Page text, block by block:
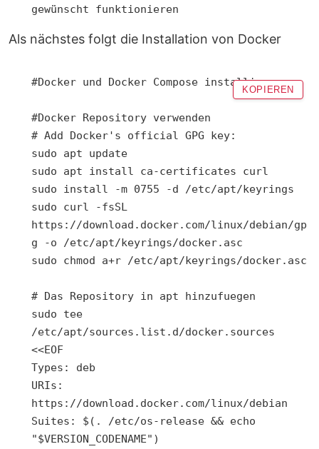
gewünscht funktionieren
Als nächstes folgt die Installation von Docker
#Docker und Docker Compose installieren
#Docker Repository verwenden
# Add Docker's official GPG key:
sudo apt update
sudo apt install ca-certificates curl
sudo install -m 0755 -d /etc/apt/keyrings
sudo curl -fsSL
https://download.docker.com/linux/debian/gp
g -o /etc/apt/keyrings/docker.asc
sudo chmod a+r /etc/apt/keyrings/docker.asc
# Das Repository in apt hinzufuegen
sudo tee
/etc/apt/sources.list.d/docker.sources
<<EOF
Types: deb
URIs:
https://download.docker.com/linux/debian
Suites: $(. /etc/os-release && echo
"$VERSION_CODENAME")
KOPIEREN